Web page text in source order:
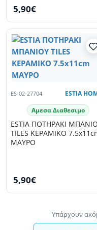
5,90€
ES-02-27704
Αμεσα Διαθεσιμο
ESTIA ΠΟΤΗΡΑΚΙ
TILES ΚΕΡΑΜΙΚΟ
ΜΑΥΡΟ
5,90€